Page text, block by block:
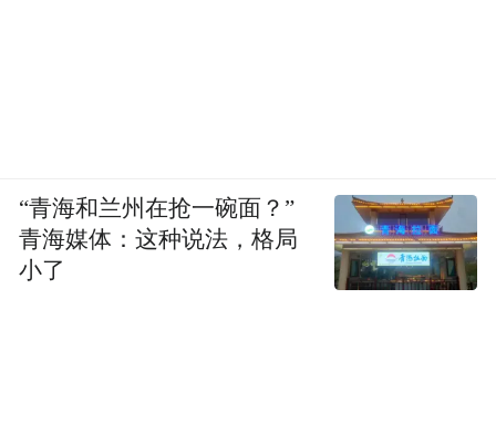
“青海和兰州在抢一碗面？”
青海媒体：这种说法，格局
小了